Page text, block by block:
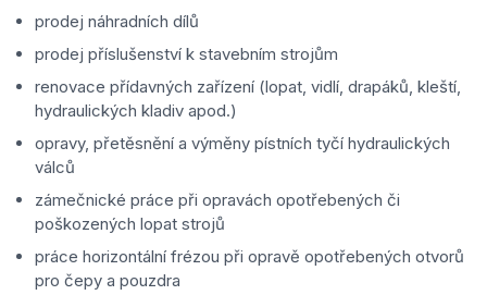
prodej náhradních dílů
prodej příslušenství k stavebním strojům
renovace přídavných zařízení (lopat, vidlí, drapáků, kleští,
hydraulických kladiv apod.)
opravy, přetěsnění a výměny pístních tyčí hydraulických
válců
zámečnické práce při opravách opotřebených či
poškozených lopat strojů
práce horizontální frézou při opravě opotřebených otvorů
pro čepy a pouzdra